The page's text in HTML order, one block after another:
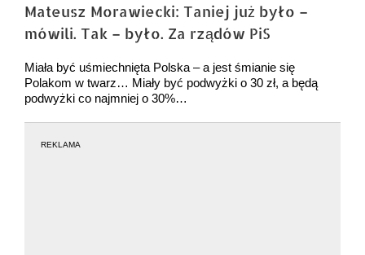
obrazek
Mateusz Morawiecki: Taniej już było –
mówili. Tak – było. Za rządów PiS
Miała być uśmiechnięta Polska – a jest śmianie się
Polakom w twarz… Miały być podwyżki o 30 zł, a będą
podwyżki co najmniej o 30%…
REKLAMA